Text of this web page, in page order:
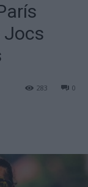
Jocs
0
283